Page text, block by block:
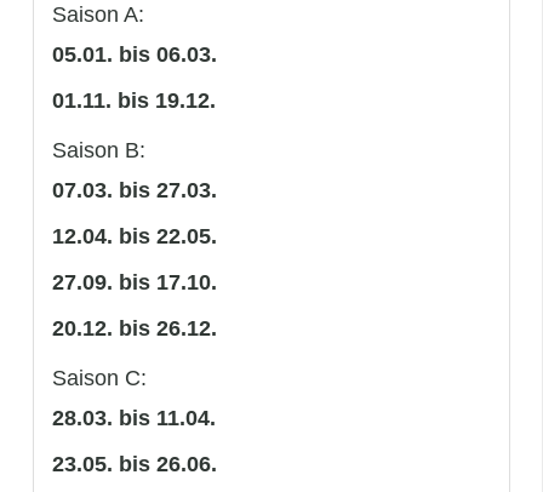
Saison A:
05.01. bis 06.03.
01.11. bis 19.12.
Saison B:
07.03. bis 27.03.
12.04. bis 22.05.
27.09. bis 17.10.
20.12. bis 26.12.
Saison C:
28.03. bis 11.04.
23.05. bis 26.06.